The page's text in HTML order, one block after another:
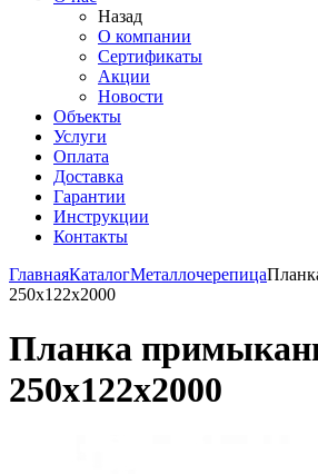
Назад
О компании
Сертификаты
Акции
Новости
Объекты
Услуги
Оплата
Доставка
Гарантии
Инструкции
Контакты
ГлавнаяКаталогМеталлочерепица
250х122х2000
Планка
250х122х2000